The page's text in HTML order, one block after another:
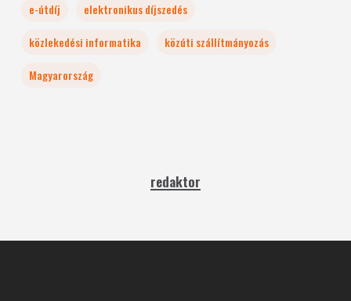
e-útdíj
elektronikus díjszedés
közlekedési informatika
közúti szállítmányozás
Magyarország
redaktor